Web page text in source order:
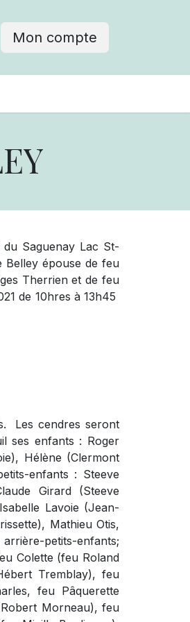
Mon compte
du Saguenay Lac St-
Belley épouse de feu
Therrien et de feu
de 10hres à 13h45
Les cendres seront
ses enfants : Roger
Hélène (Clermont
enfants : Steeve
Girard (Steeve
Lavoie (Jean-
Mathieu Otis,
petits-enfants;
Colette (feu Roland
Tremblay), feu
feu Pâquerette
Morneau), feu